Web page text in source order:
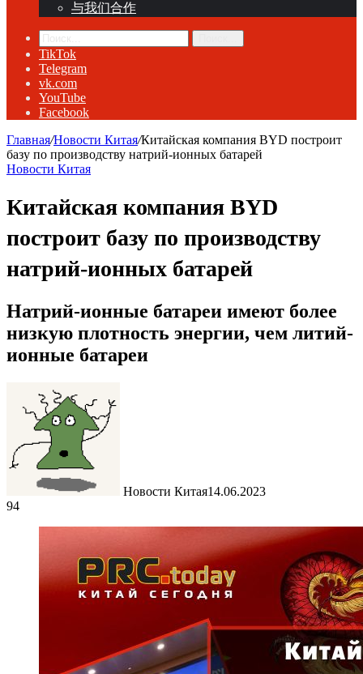
与我们合作
TikTok
Telegram
vk.com
YouTube
Facebook
Главная/Новости Китая/Китайская компания BYD построит
базу по производству натрий-ионных батарей
Новости Китая
Китайская компания BYD
построит базу по производству
натрий-ионных батарей
Натрий-ионные батареи имеют более
низкую плотность энергии, чем литий-
ионные батареи
Новости Китая14.06.2023
94